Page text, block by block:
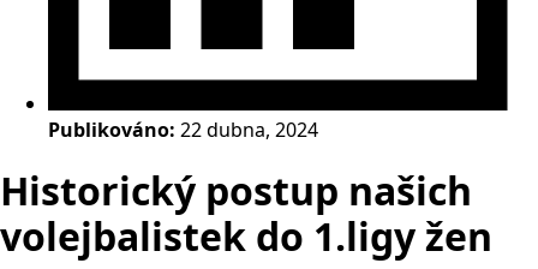
Publikováno: 22 dubna, 2024
Historický postup našich
volejbalistek do 1.ligy žen